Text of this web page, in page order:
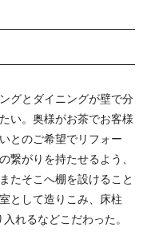
グとダイニングが壁で分
い。奥様がお茶でお客様
とのご希望でリフォー
繋がりを持たせるよう、
たそこへ棚を設けること
として造りこみ、床柱
れるなどこだわった。